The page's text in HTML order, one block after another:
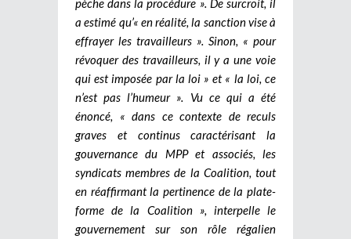
a estimé qu’« en réalité, la sanction vise à
effrayer les travailleurs ». Sinon, « pour
révoquer des travailleurs, il y a une voie
qui est imposée par la loi » et « la loi, ce
n’est pas l’humeur ». Vu ce qui a été
énoncé, « dans ce contexte de reculs
graves et continus caractérisant la
gouvernance du MPP et associés, les
syndicats membres de la Coalition, tout
en réaffirmant la pertinence de la plate-
forme de la Coalition », interpelle le
gouvernement sur son rôle régalien